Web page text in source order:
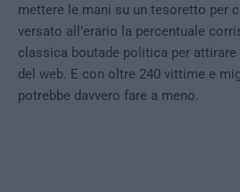
mettere le mani su un tesoretto per
versato all’erario la percentuale
classica boutade politica per
del web. E con oltre 240 vittime e
potrebbe davvero fare a meno.